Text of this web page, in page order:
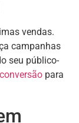
vendas.
campanhas
seu público-
para